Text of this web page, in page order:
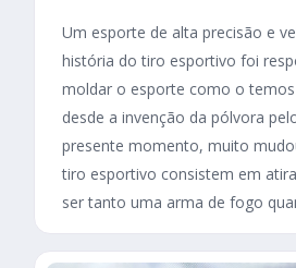
Um esporte de alta precisão e
história do tiro esportivo foi
moldar o esporte como o
desde a invenção da pólvora
presente momento, muito
tiro esportivo consistem em
ser tanto uma arma de fogo